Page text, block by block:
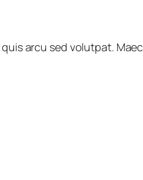
arcu sed volutpat.